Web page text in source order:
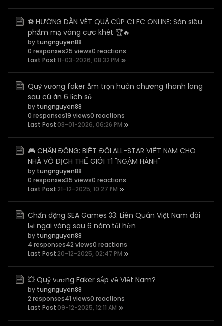
⚽️ HƯỚNG DẪN VÉT QUÀ CÚP C1 FC ONLINE: Săn siêu
phẩm mạ vàng cực khét 🏆🔥
by tungnguyen88
0 responses25 views0 reactions
Last Post 11-03-2026, 08:32 PM
Quỷ vương faker ẵm trọn huân chương thanh long
sau cú ăn 6 lịch sử
by tungnguyen88
0 responses19 views0 reactions
Last Post 03-01-2026, 06:26 PM
🎮 CHẤN ĐỘNG: BIỆT ĐỘI ALL-STAR VIỆT NAM CHO
NHÀ VÔ ĐỊCH THẾ GIỚI T1 "NGẬM HÀNH"
by tungnguyen88
0 responses35 views0 reactions
Last Post 21-12-2025, 10:27 PM
Chấn động SEA Games 33: Liên Quân Việt Nam đòi
lại ngai vàng sau 6 năm tủi hờn
by tungnguyen88
4 responses42 views0 reactions
Last Post 20-12-2025, 02:47 PM
💥 Quỷ vương Faker sắp về Việt Nam?
by tungnguyen88
2 responses41 views0 reactions
Last Post 09-12-2025, 12:11 AM